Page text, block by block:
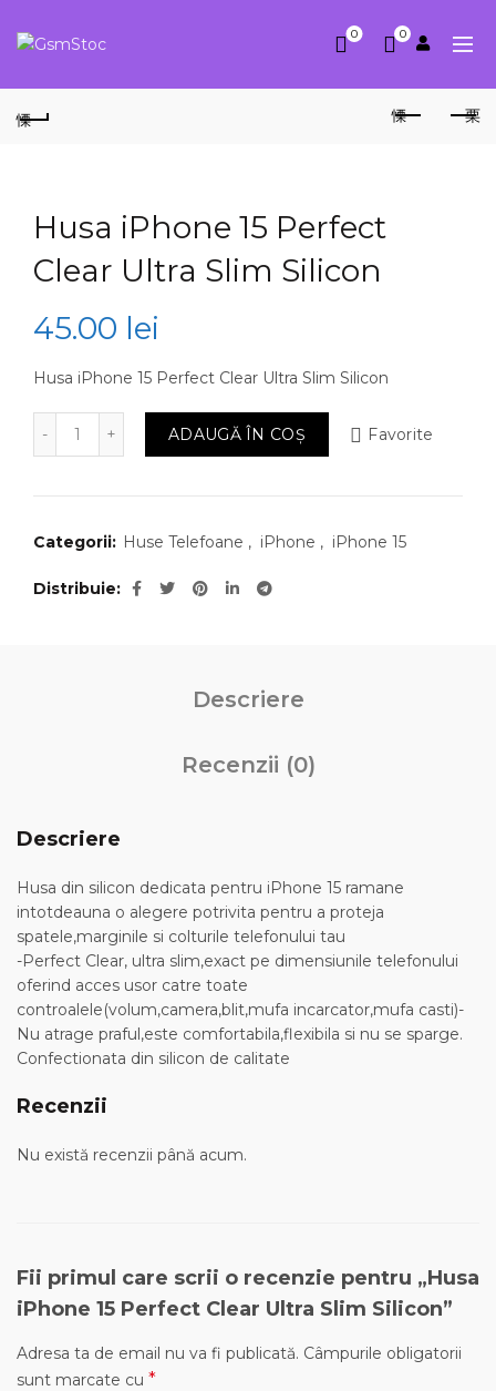
0 0
Husa iPhone 15 Perfect
Clear Ultra Slim Silicon
45.00 lei
Husa iPhone 15 Perfect Clear Ultra Slim Silicon
Cantitate Husa iPhone 15 Perfect Clear Ultra Slim
ADAUGĂ ÎN COȘ Favorite
Categorii: Huse Telefoane , iPhone , iPhone 15
Distribuie
Descriere
Recenzii (0)
Descriere
Husa din silicon dedicata pentru iPhone 15 ramane
intotdeauna o alegere potrivita pentru a proteja
spatele,marginile si colturile telefonului tau
-Perfect Clear, ultra slim,exact pe dimensiunile telefonului
oferind acces usor catre toate
controalele(volum,camera,blit,mufa incarcator,mufa casti)-
Nu atrage praful,este comfortabila,flexibila si nu se sparge.
Confectionata din silicon de calitate
Recenzii
Nu există recenzii până acum.
Fii primul care scrii o recenzie pentru „Husa
iPhone 15 Perfect Clear Ultra Slim Silicon”
Adresa ta de email nu va fi publicată. Câmpurile obligatorii
sunt marcate cu *